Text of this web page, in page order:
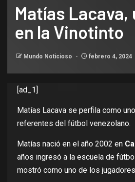
Matías Lacava,
en la Vinotinto
Mundo Noticioso febrero 4, 2024
[ad_1]
Matías Lacava se perfila como
referentes del fútbol venezolano.
Matías nació en el año 2002 en
años ingresó a la escuela de
mostró como uno de los